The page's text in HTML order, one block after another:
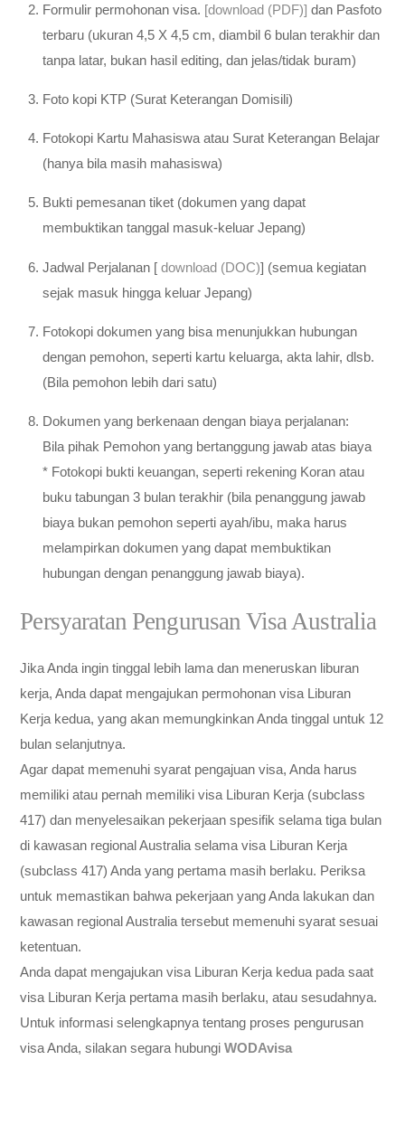
Formulir permohonan visa. [download (PDF)] dan Pasfoto
terbaru (ukuran 4,5 X 4,5 cm, diambil 6 bulan terakhir dan
tanpa latar, bukan hasil editing, dan jelas/tidak buram)
Foto kopi KTP (Surat Keterangan Domisili)
Fotokopi Kartu Mahasiswa atau Surat Keterangan Belajar
(hanya bila masih mahasiswa)
Bukti pemesanan tiket (dokumen yang dapat
membuktikan tanggal masuk-keluar Jepang)
Jadwal Perjalanan [ download (DOC)] (semua kegiatan
sejak masuk hingga keluar Jepang)
Fotokopi dokumen yang bisa menunjukkan hubungan
dengan pemohon, seperti kartu keluarga, akta lahir, dlsb.
(Bila pemohon lebih dari satu)
Dokumen yang berkenaan dengan biaya perjalanan:
Bila pihak Pemohon yang bertanggung jawab atas biaya
* Fotokopi bukti keuangan, seperti rekening Koran atau
buku tabungan 3 bulan terakhir (bila penanggung jawab
biaya bukan pemohon seperti ayah/ibu, maka harus
melampirkan dokumen yang dapat membuktikan
hubungan dengan penanggung jawab biaya).
Persyaratan Pengurusan Visa Australia
Jika Anda ingin tinggal lebih lama dan meneruskan liburan
kerja, Anda dapat mengajukan permohonan visa Liburan
Kerja kedua, yang akan memungkinkan Anda tinggal untuk 12
bulan selanjutnya.
Agar dapat memenuhi syarat pengajuan visa, Anda harus
memiliki atau pernah memiliki visa Liburan Kerja (subclass
417) dan menyelesaikan pekerjaan spesifik selama tiga bulan
di kawasan regional Australia selama visa Liburan Kerja
(subclass 417) Anda yang pertama masih berlaku. Periksa
untuk memastikan bahwa pekerjaan yang Anda lakukan dan
kawasan regional Australia tersebut memenuhi syarat sesuai
ketentuan.
Anda dapat mengajukan visa Liburan Kerja kedua pada saat
visa Liburan Kerja pertama masih berlaku, atau sesudahnya.
Untuk informasi selengkapnya tentang proses pengurusan
visa Anda, silakan segara hubungiWODAvisa